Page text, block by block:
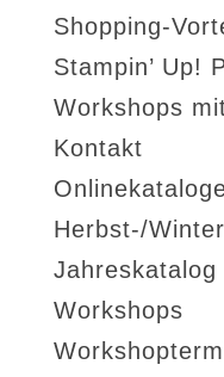
Shopping-
Stampin’ Up!
Workshops
Kontakt
Herbst-/
Jahreskatalog
Workshops